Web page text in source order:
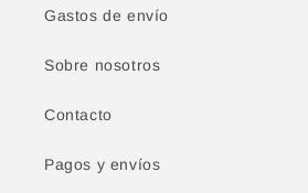
Gastos de envío
Sobre nosotros
Contacto
Pagos y envíos